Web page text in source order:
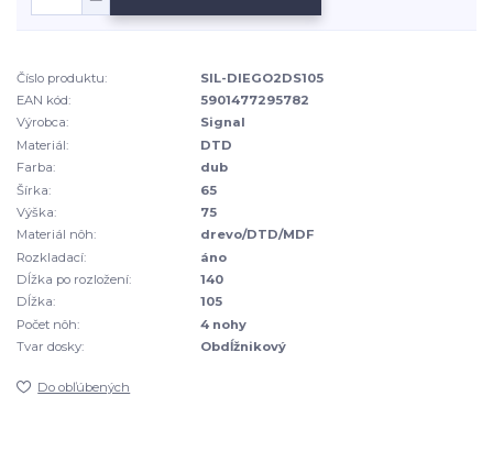
Číslo produktu:
SIL-DIEGO2DS105
EAN kód:
5901477295782
Výrobca:
Signal
Materiál:
DTD
Farba:
dub
Šírka:
65
Výška:
75
Materiál nôh:
drevo/DTD/MDF
Rozkladací:
áno
Dĺžka po rozložení:
140
Dĺžka:
105
Počet nôh:
4 nohy
Tvar dosky:
Obdĺžnikový
Do obľúbených